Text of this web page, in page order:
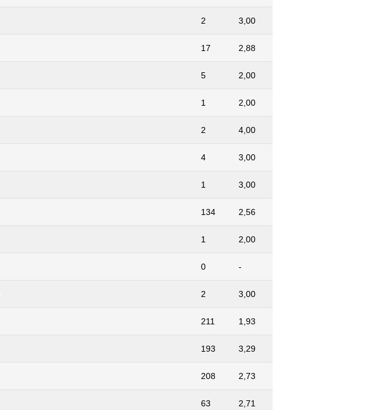
2 3,00
17 2,88
5 2,00
1 2,00
2 4,00
4 3,00
1 3,00
134 2,56
1 2,00
0 -
2 3,00
211 1,93
193 3,29
208 2,73
63 2,71